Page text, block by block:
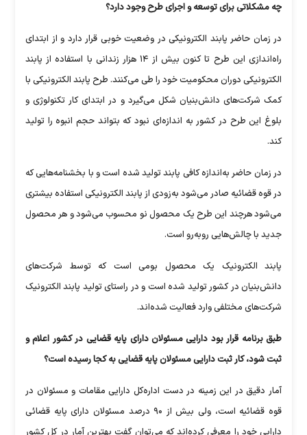
چه مشکلاتی برای توسعه و اجرای طرح وجود دارد؟
در زمان حاضر پابند الکترونیکی در وضعیت خوبی قرار دارد و از ابتدای
راه‌اندازی این طرح تا کنون بیش از ۱۴ هزار زندانی با استفاده از پابند
الکترونیکی دوران محکومیت خود را طی می‌کنند. طرح پابند الکترونیکی با
کمک شرکت‌های دانش‌بنیان شکل می‌گیرد و در ابتدای کار تکنولوژی و
بلوغ این طرح در کشور به اندازه‎‌ای نبود که بتواند حجم انبوه را تولید
کند.
در زمان حاضر به‌اندازه کافی پابند تولید شده است و با بخشنامه‌هایی که
در قوه قضائیه صادر می‌شود به‌زودی از پابند الکترونیکی استفاده بیشتری
می‌شود هرچند این طرح یک محصول نو محسوب می‌شود و هر محصول
جدید با چالش‌هایی روبه‌رو است.
پابند الکترونیک یک محصول بومی است که توسط شرکت‌های
دانش‌بنیان در کشور تولید شده است و در راستای تولید پابند الکترونیک
شرکت‌های مختلفی وارد فعالیت شده‌اند.
طبق برنامه قرار بود دارایی مسئولان دارای پایه قضایی در کشور اعلام و
ثبت شود، کار ثبت دارایی مسئولان پایه قضایی به کجا رسیده است؟
آمار دقیق در این زمینه در دست اداره‌کل دارایی مقامات و مسئولان در
قوه قضائیه است، ولی بیش از ۹۰ درصد مسئولان دارای پایه قضائی